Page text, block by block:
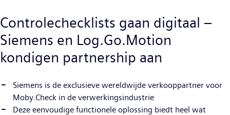
Controlechecklists gaan digitaal –
Siemens en Log.Go.Motion
kondigen partnership aan
Siemens is de exclusieve wereldwijde verkooppartner voor
Moby.Check in de verwerkingsindustrie
Deze eenvoudige functionele oplossing biedt heel wat